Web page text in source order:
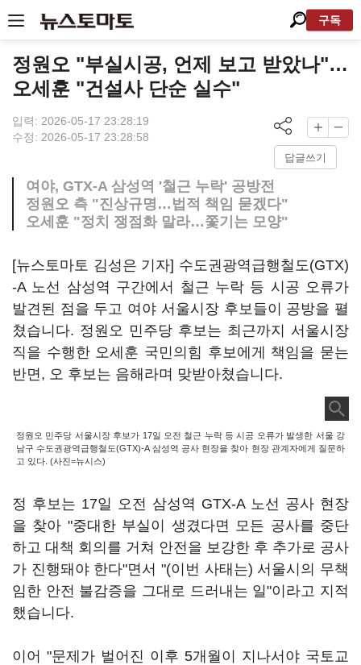
구독
정원오 "부실시공, 언제 보고 받았나"…
오세훈 "건설사 단순 실수"
입력: 2026-05-17 23:28:19
수정: 2026-05-17 23:28:58
답글쓰기
여야, GTX-A 삼성역 '철근 누락' 공방전
정원오 측 "진상규명…법적 책임 묻겠다"
오세훈 "정치 쟁점화 말라…쫓기는 모양"
[뉴스토마토 김성은 기자] 수도권광역급행철도(GTX)
-A 노선 삼성역 구간에서 철근 누락 등 시공 오류가
발견된 점을 두고 여야 서울시장 후보들이 공방을 펼
쳤습니다. 정원오 민주당 후보는 최근까지 서울시장
직을 수행한 오세훈 국민의힘 후보에게 책임을 묻는
반면, 오 후보는 음해라며 맞받아쳤습니다.
정원오 민주당 서울시장 후보가 17일 오전 철근 누락 등 시공 오류가 발생한 서울 강
남구 수도권광역급행철도(GTX)-A 삼성역 공사 현장을 찾아 현장 관계자에게 질문하
고 있다. (사진=뉴시스)
정 후보는 17일 오전 삼성역 GTX-A 노선 공사 현장
을 찾아 "중대한 부실이 생겼다면 모든 공사를 중단
하고 대책 회의를 거쳐 안전을 보강한 후 추가로 공사
가 진행돼야 한다"면서 "(이번 사태는) 서울시의 무책
임한 안전 불감증을 그대로 드러내는 일"이라고 지적
했습니다.
이어 "문제가 벌어진 이후 5개월이 지나서야 국토교